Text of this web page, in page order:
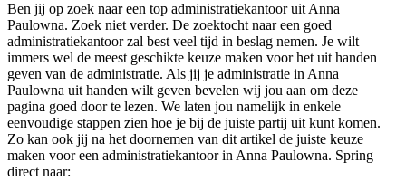
Ben jij op zoek naar een top administratiekantoor uit Anna
Paulowna. Zoek niet verder. De zoektocht naar een goed
administratiekantoor zal best veel tijd in beslag nemen. Je wilt
immers wel de meest geschikte keuze maken voor het uit handen
geven van de administratie. Als jij je administratie in Anna
Paulowna uit handen wilt geven bevelen wij jou aan om deze
pagina goed door te lezen. We laten jou namelijk in enkele
eenvoudige stappen zien hoe je bij de juiste partij uit kunt komen.
Zo kan ook jij na het doornemen van dit artikel de juiste keuze
maken voor een administratiekantoor in Anna Paulowna. Spring
direct naar: